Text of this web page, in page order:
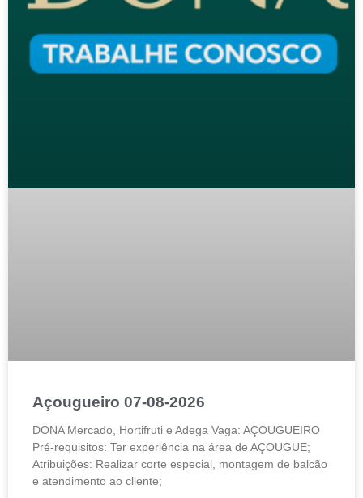
Açougueiro 07-08-2026
DONA Mercado, Hortifruti e Adega Vaga: AÇOUGUEIRO
Pré-requisitos: Ter experiência na área de AÇOUGUE;
Atribuições: Realizar corte especial, montagem de balcão
e atendimento ao cliente;